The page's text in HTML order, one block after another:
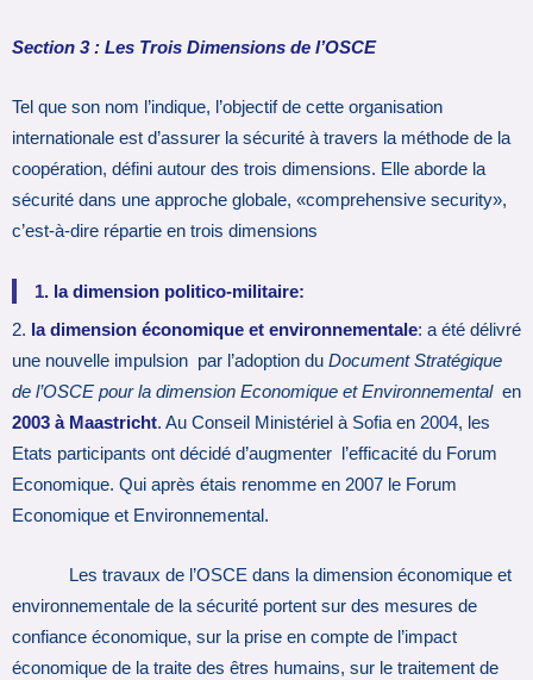
Section 3 : Les Trois Dimensions de l’OSCE
Tel que son nom l’indique, l’objectif de cette organisation
internationale est d’assurer la sécurité à travers la méthode de la
coopération, défini autour des trois dimensions. Elle aborde la
sécurité dans une approche globale, «comprehensive security»,
c’est-à-dire répartie en trois dimensions
1. la dimension politico-militaire:
2. la dimension économique et environnementale: a été délivré
une nouvelle impulsion par l’adoption du Document Stratégique
de l’OSCE pour la dimension Economique et Environnementalen
2003 à Maastricht. Au Conseil Ministériel à Sofia en 2004, les
Etats participants ont décidé d’augmenter l’efficacité du Forum
Economique. Qui après étais renomme en 2007 le Forum
Economique et Environnemental.
Les travaux de l’OSCE dans la dimension économique et
environnementale de la sécurité portent sur des mesures de
confiance économique, sur la prise en compte de l’impact
économique de la traite des êtres humains, sur le traitement de